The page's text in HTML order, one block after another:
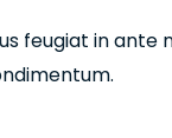
feugiat in